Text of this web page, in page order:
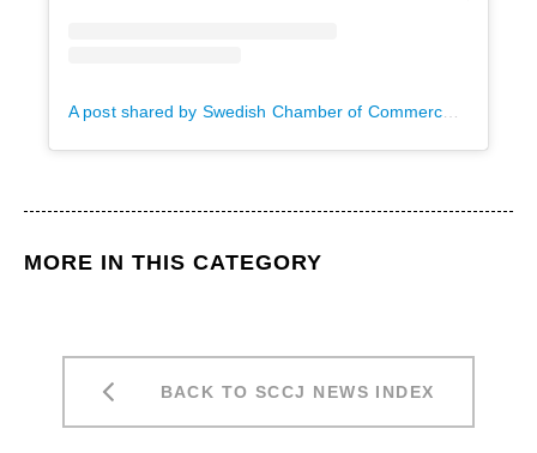
MORE IN THIS CATEGORY
BACK TO SCCJ NEWS INDEX